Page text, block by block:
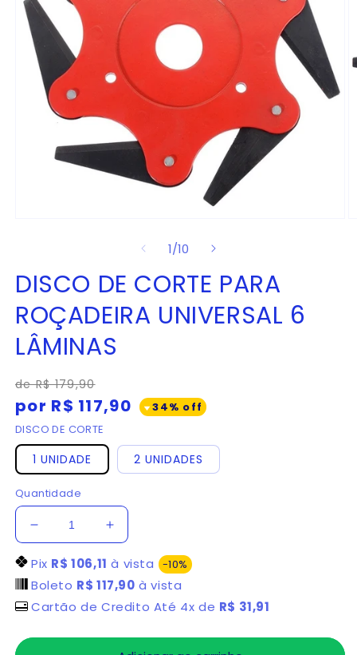
modal
1/de
10
DISCO DE CORTE PARA
ROÇADEIRA UNIVERSAL 6
LÂMINAS
Preço
normal
de R$ 179,90
Preço
promocional
por R$ 117,90
34% off
DISCO DE CORTE
1 UNIDADE 2 UNIDADES
Quantidade
Diminuir
a
quantidade
de
DE
Aumentar
a
quantidade
de
DISCO
DE
PARA
Pix R$ 106,11 à vista -10%
Boleto R$ 117,90 à vista
Cartão de Credito Até 4x de R$ 31,91